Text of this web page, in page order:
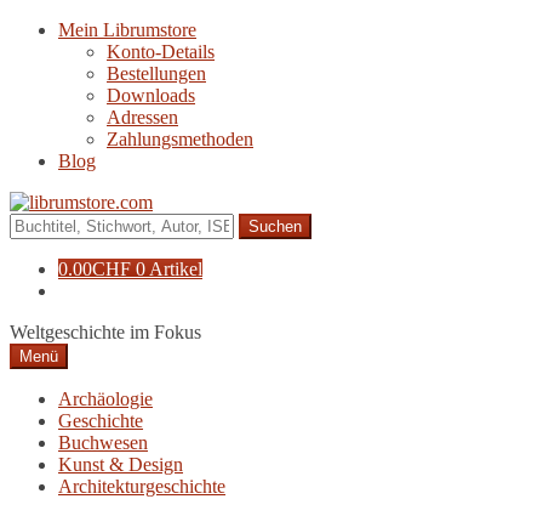
Navigation
Zum
Mein Librumstore
Konto-Details
Bestellungen
Downloads
Adressen
Zahlungsmethoden
Blog
Suche
nach:
0.00CHF 0 Artikel
Weltgeschichte im Fokus
Menü
Archäologie
Geschichte
Buchwesen
Kunst & Design
Architekturgeschichte